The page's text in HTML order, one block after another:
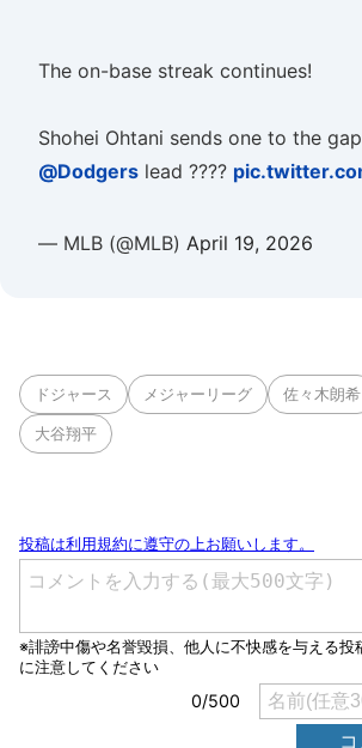
The on-base streak continues!
Shohei Ohtani sends one to the
@Dodgers lead ????
— MLB (@MLB) April 19, 2026
ドジャース メジャーリーグ 佐々木朗希
大谷翔平